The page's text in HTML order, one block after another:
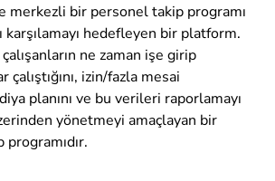
merkezli bir personel takip programı
karşılamayı hedefleyen bir platform.
ne zaman işe girip
çalıştığını, izin/fazla mesai
planını ve bu verileri raporlamayı
yönetmeyi amaçlayan bir